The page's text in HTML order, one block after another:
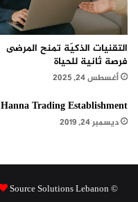
التقنيات الذكيّة تمنح المرضى
فرصة ثانية للحياة
أغسطس 24, 2025
Hanna Trading Establishment
ديسمبر 24, 2019
© Copyright 2026, All Rights Reserved |
Source Solutions Lebanon